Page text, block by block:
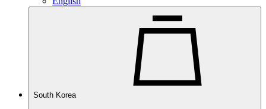
South Korea